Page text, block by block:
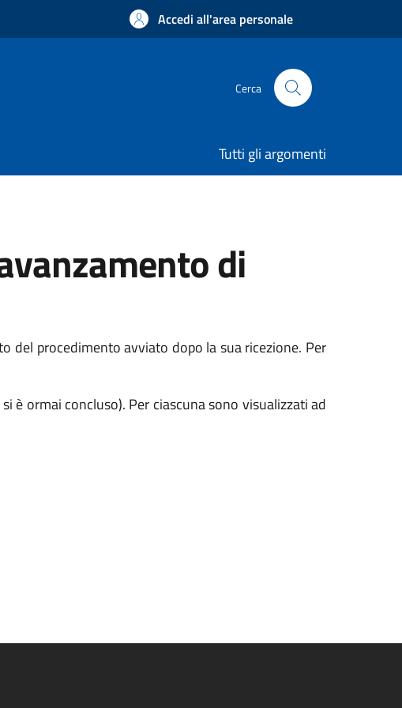
Accedi all'area personale
Cerca
Tutti gli argomenti
di
del procedimento avviato dopo la sua ricezione. Per
è ormai concluso). Per ciascuna sono visualizzati ad